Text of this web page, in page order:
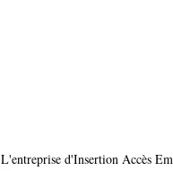
L'entreprise d'Insertion Accès